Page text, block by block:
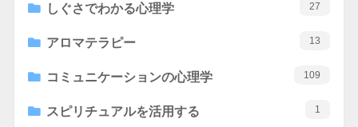
しぐさでわかる心理学 27
アロマテラピー 13
コミュニケーションの心理学 109
スピリチュアルを活用する 1